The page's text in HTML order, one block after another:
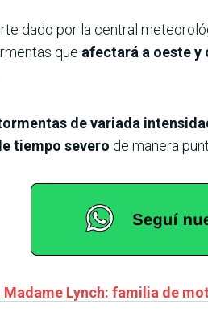
dado por la central
que afectará a oeste y
de variada
tiempo severo de manera
Madame Lynch: familia de